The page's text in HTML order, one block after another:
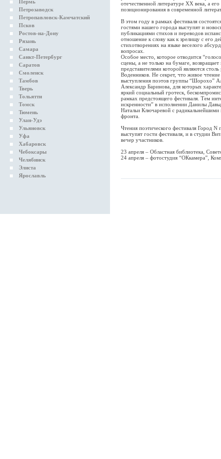
Пермь
Петрозаводск
Петропавловск-Камчатский
Псков
Ростов-на-Дону
Рязань
Самара
Санкт-Петербург
Саратов
Смоленск
Тамбов
Тверь
Тольятти
Томск
Тюмень
Улан-Удэ
Ульяновск
Уфа
Хабаровск
Чебоксары
Челябинск
Элиста
Ярославль
отечественной литературе ХХ века, а
позиционирования в современной
В этом году в рамках фестиваля
гостями нашего города выступят и
публикациями стихов и переводов
отношение к слову как к зрелищу с его
стихотворениях на языке веселого
вопросах.
Особое место, которое отводится
сцены, а не только на бумаге,
представителями которой являются
Воденников. Не секрет, что живое
выступления поэтов группы “Шорохо”
Александр Баринова, для которых
яркий социальный гротеск,
рамках предстоящего фестиваля. Тем
искренности” в исполнении Данилы
Натальи Ключаревой с радикальнейшими
фронта.
Чтения поэтического фестиваля Город
выступят гости фестиваля, и в студии
вечер участников.
23 апреля – Областная библиотека,
24 апреля – фотостудия “ОКкамера”,